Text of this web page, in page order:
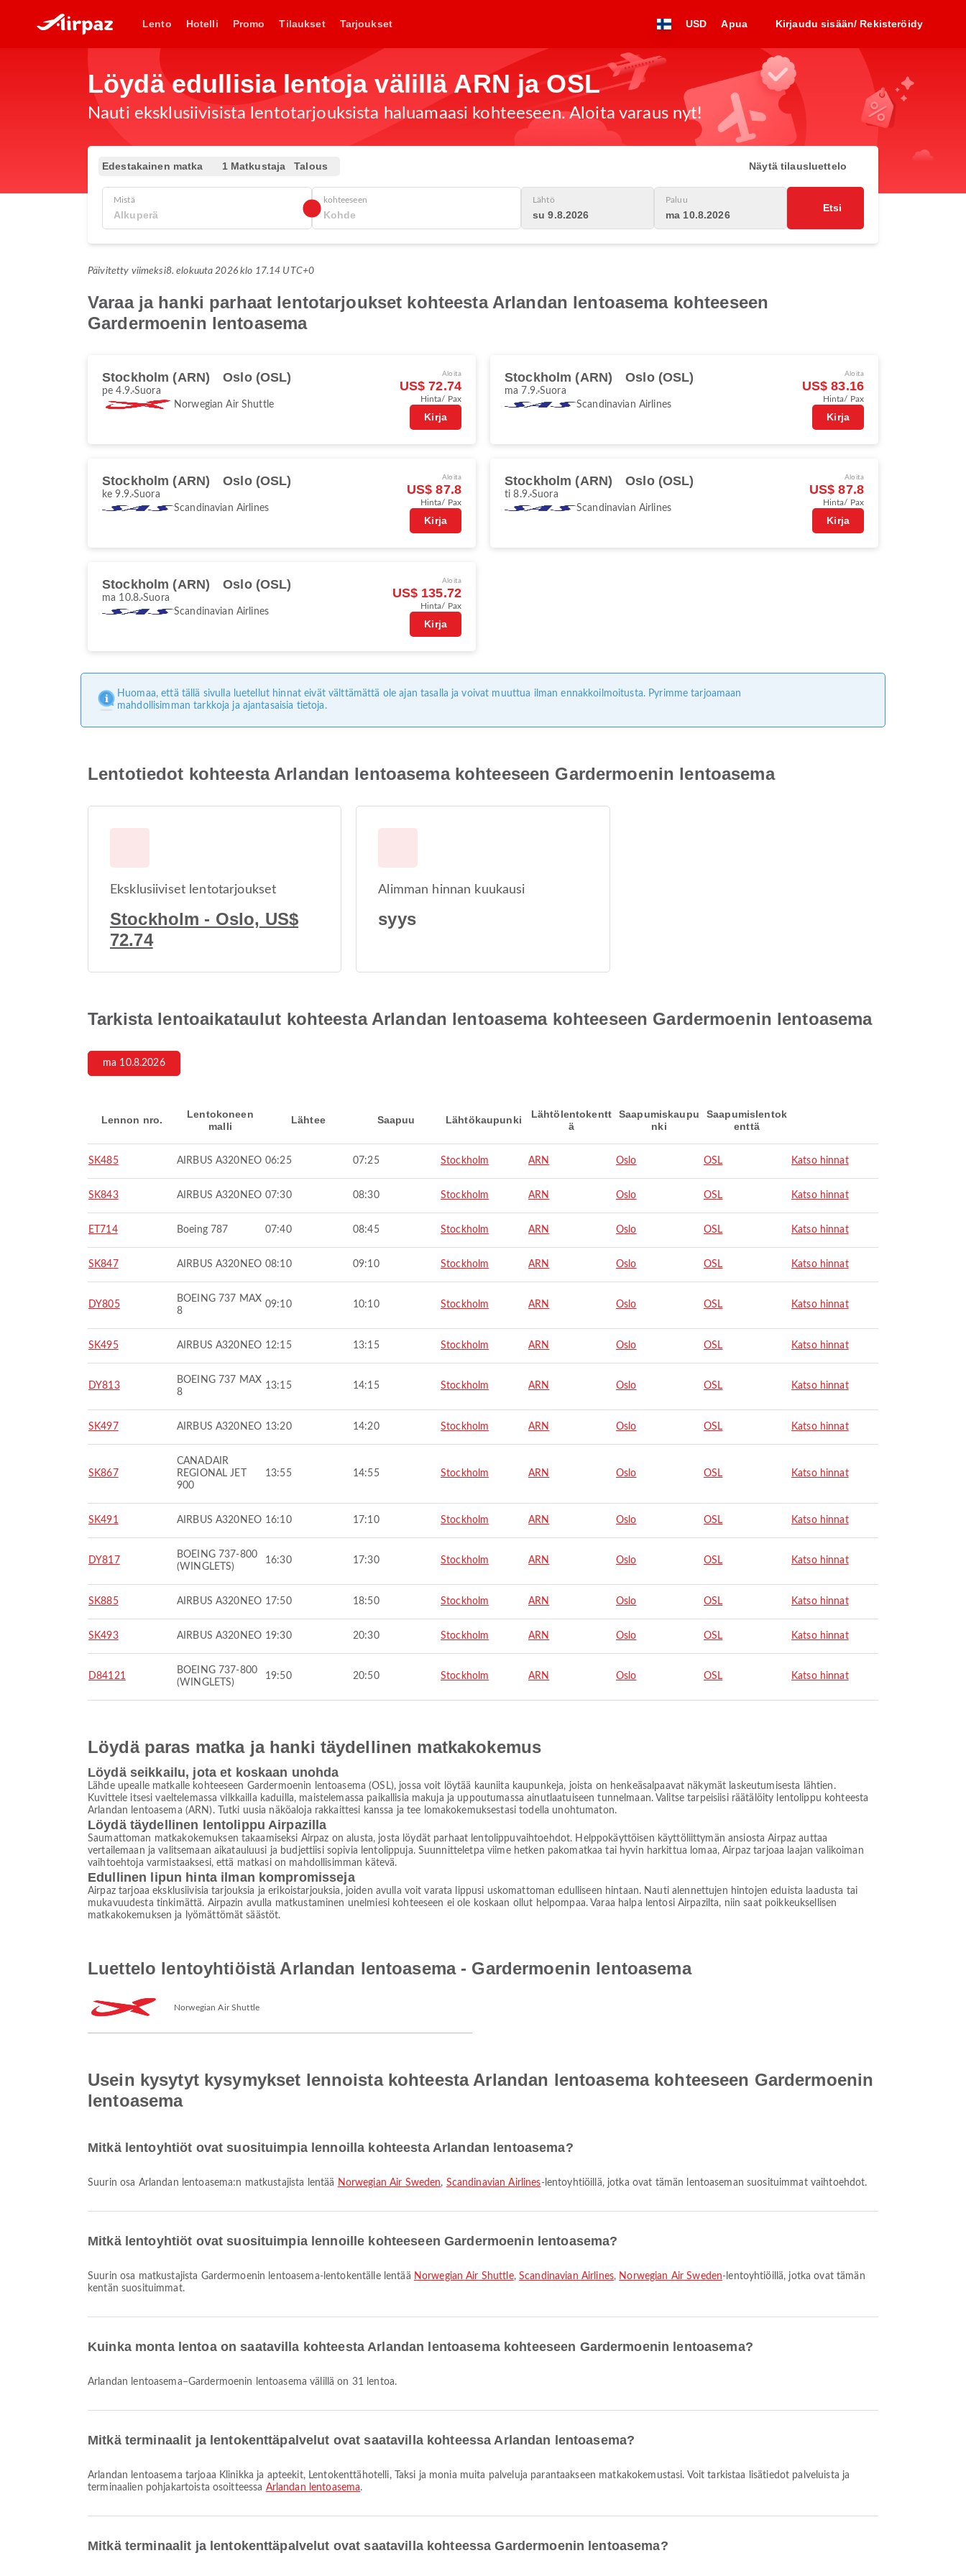
Lento Hotelli Promo Tilaukset Tarjoukset USD Apua Kirjaudu sisään/ Rekisteröidy
Löydä edullisia lentoja välillä ARN ja OSL
Nauti eksklusiivisista lentotarjouksista haluamaasi kohteeseen. Aloita varaus nyt!
Edestakainen matka 1 Matkustaja Talous Näytä tilausluettelo
Mistä kohteeseen Lähtö
su 9.8.2026
Paluu
ma 10.8.2026
Etsi
Päivitetty viimeksi8. elokuuta 2026 klo 17.14 UTC+0
Varaa ja hanki parhaat lentotarjoukset kohteesta Arlandan lentoasema kohteeseen
Gardermoenin lentoasema
Stockholm (ARN) Oslo (OSL)
pe 4.9. Suora
Norwegian Air Shuttle
Aloita
US$ 72.74
Hinta/ Pax
Kirja
Stockholm (ARN) Oslo (OSL)
ma 7.9. Suora
Scandinavian Airlines
Aloita
US$ 83.16
Hinta/ Pax
Kirja
Stockholm (ARN) Oslo (OSL)
ke 9.9. Suora
Scandinavian Airlines
Aloita
US$ 87.8
Hinta/ Pax
Kirja
Stockholm (ARN) Oslo (OSL)
ti 8.9. Suora
Scandinavian Airlines
Aloita
US$ 87.8
Hinta/ Pax
Kirja
Stockholm (ARN) Oslo (OSL)
ma 10.8. Suora
Scandinavian Airlines
Aloita
US$ 135.72
Hinta/ Pax
Kirja
Huomaa, että tällä sivulla luetellut hinnat eivät välttämättä ole ajan tasalla ja voivat muuttua ilman ennakkoilmoitusta. Pyrimme tarjoamaan
mahdollisimman tarkkoja ja ajantasaisia tietoja.
Lentotiedot kohteesta Arlandan lentoasema kohteeseen Gardermoenin lentoasema
Eksklusiiviset lentotarjoukset
Stockholm - Oslo, US$
72.74
Alimman hinnan kuukausi
syys
Tarkista lentoaikataulut kohteesta Arlandan lentoasema kohteeseen Gardermoenin lentoasema
ma 10.8.2026
Lennon nro.
Lentokoneen
malli
Lähtee Saapuu Lähtökaupunki
Lähtölentokentt
ä
Saapumiskaupu
nki
Saapumislentok
enttä
SK485 AIRBUS A320NEO 06:25 07:25 Stockholm ARN Oslo OSL Katso hinnat
SK843 AIRBUS A320NEO 07:30 08:30 Stockholm ARN Oslo OSL Katso hinnat
ET714 Boeing 787 07:40 08:45 Stockholm ARN Oslo OSL Katso hinnat
SK847 AIRBUS A320NEO 08:10 09:10 Stockholm ARN Oslo OSL Katso hinnat
DY805
BOEING 737 MAX
8
09:10 10:10 Stockholm ARN Oslo OSL Katso hinnat
SK495 AIRBUS A320NEO 12:15 13:15 Stockholm ARN Oslo OSL Katso hinnat
DY813
BOEING 737 MAX
8
13:15 14:15 Stockholm ARN Oslo OSL Katso hinnat
SK497 AIRBUS A320NEO 13:20 14:20 Stockholm ARN Oslo OSL Katso hinnat
SK867
CANADAIR
REGIONAL JET
900
13:55 14:55 Stockholm ARN Oslo OSL Katso hinnat
SK491 AIRBUS A320NEO 16:10 17:10 Stockholm ARN Oslo OSL Katso hinnat
DY817
BOEING 737-800
(WINGLETS)
16:30 17:30 Stockholm ARN Oslo OSL Katso hinnat
SK885 AIRBUS A320NEO 17:50 18:50 Stockholm ARN Oslo OSL Katso hinnat
SK493 AIRBUS A320NEO 19:30 20:30 Stockholm ARN Oslo OSL Katso hinnat
D84121
BOEING 737-800
(WINGLETS)
19:50 20:50 Stockholm ARN Oslo OSL Katso hinnat
Löydä paras matka ja hanki täydellinen matkakokemus
Löydä seikkailu, jota et koskaan unohda
Lähde upealle matkalle kohteeseen Gardermoenin lentoasema (OSL), jossa voit löytää kauniita kaupunkeja, joista on henkeäsalpaavat näkymät laskeutumisesta lähtien.
Kuvittele itsesi vaeltelemassa vilkkailla kaduilla, maistelemassa paikallisia makuja ja uppoutumassa ainutlaatuiseen tunnelmaan. Valitse tarpeisiisi räätälöity lentolippu kohteesta
Arlandan lentoasema (ARN). Tutki uusia näköaloja rakkaittesi kanssa ja tee lomakokemuksestasi todella unohtumaton.
Löydä täydellinen lentolippu Airpazilla
Saumattoman matkakokemuksen takaamiseksi Airpaz on alusta, josta löydät parhaat lentolippuvaihtoehdot. Helppokäyttöisen käyttöliittymän ansiosta Airpaz auttaa
vertailemaan ja valitsemaan aikatauluusi ja budjettiisi sopivia lentolippuja. Suunnitteletpa viime hetken pakomatkaa tai hyvin harkittua lomaa, Airpaz tarjoaa laajan valikoiman
vaihtoehtoja varmistaaksesi, että matkasi on mahdollisimman kätevä.
Edullinen lipun hinta ilman kompromisseja
Airpaz tarjoaa eksklusiivisia tarjouksia ja erikoistarjouksia, joiden avulla voit varata lippusi uskomattoman edulliseen hintaan. Nauti alennettujen hintojen eduista laadusta tai
mukavuudesta tinkimättä. Airpazin avulla matkustaminen unelmiesi kohteeseen ei ole koskaan ollut helpompaa. Varaa halpa lentosi Airpazilta, niin saat poikkeuksellisen
matkakokemuksen ja lyömättömät säästöt.
Luettelo lentoyhtiöistä Arlandan lentoasema - Gardermoenin lentoasema
Norwegian Air Shuttle
Usein kysytyt kysymykset lennoista kohteesta Arlandan lentoasema kohteeseen Gardermoenin
lentoasema
Mitkä lentoyhtiöt ovat suosituimpia lennoilla kohteesta Arlandan lentoasema?
Suurin osa Arlandan lentoasema:n matkustajista lentää Norwegian Air Sweden, Scandinavian Airlines-lentoyhtiöillä, jotka ovat tämän lentoaseman suosituimmat vaihtoehdot.
Mitkä lentoyhtiöt ovat suosituimpia lennoille kohteeseen Gardermoenin lentoasema?
Suurin osa matkustajista Gardermoenin lentoasema-lentokentälle lentää Norwegian Air Shuttle,Scandinavian Airlines, Norwegian Air Sweden-lentoyhtiöillä, jotka ovat tämän
kentän suosituimmat.
Kuinka monta lentoa on saatavilla kohteesta Arlandan lentoasema kohteeseen Gardermoenin lentoasema?
Arlandan lentoasema–Gardermoenin lentoasema välillä on 31 lentoa.
Mitkä terminaalit ja lentokenttäpalvelut ovat saatavilla kohteessa Arlandan lentoasema?
Arlandan lentoasema tarjoaa Klinikka ja apteekit, Lentokenttähotelli, Taksi ja monia muita palveluja parantaakseen matkakokemustasi. Voit tarkistaa lisätiedot palveluista ja
terminaalien pohjakartoista osoitteessa Arlandan lentoasema.
Mitkä terminaalit ja lentokenttäpalvelut ovat saatavilla kohteessa Gardermoenin lentoasema?